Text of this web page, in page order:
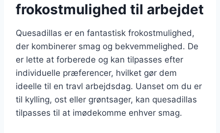
frokostmulighed til arbejdet
Quesadillas er en fantastisk frokostmulighed,
der kombinerer smag og bekvemmelighed. De
er lette at forberede og kan tilpasses efter
individuelle præferencer, hvilket gør dem
ideelle til en travl arbejdsdag. Uanset om du er
til kylling, ost eller grøntsager, kan quesadillas
tilpasses til at imødekomme enhver smag.